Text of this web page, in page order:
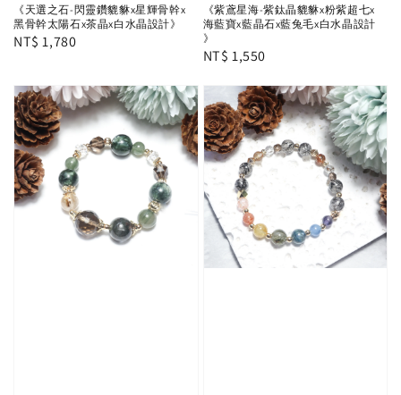
《天選之石-閃靈鑽貔貅x星輝骨幹x
黑骨幹太陽石x茶晶x白水晶設計》
Regular
NT$ 1,780
《紫鳶星海-紫鈦晶貔貅x粉紫超七x
海藍寶x藍晶石x藍兔毛x白水晶設計
》
Regular
NT$ 1,550